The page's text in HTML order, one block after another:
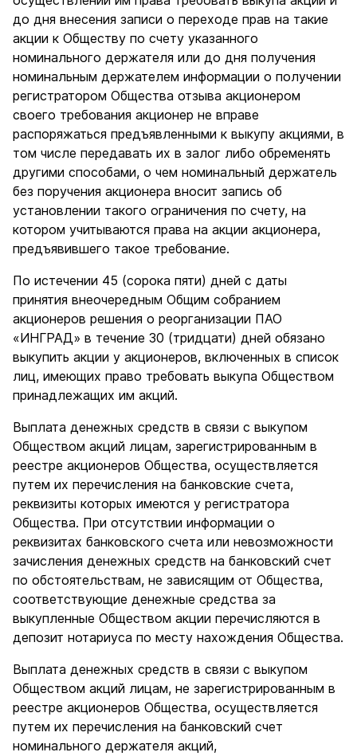
до дня внесения записи о переходе прав на такие
акции к Обществу по счету указанного
номинального держателя или до дня получения
номинальным держателем информации о получении
регистратором Общества отзыва акционером
своего требования акционер не вправе
распоряжаться предъявленными к выкупу акциями, в
том числе передавать их в залог либо обременять
другими способами, о чем номинальный держатель
без поручения акционера вносит запись об
установлении такого ограничения по счету, на
котором учитываются права на акции акционера,
предъявившего такое требование.
По истечении 45 (сорока пяти) дней с даты
принятия внеочередным Общим собранием
акционеров решения о реорганизации ПАО
«ИНГРАД» в течение 30 (тридцати) дней обязано
выкупить акции у акционеров, включенных в список
лиц, имеющих право требовать выкупа Обществом
принадлежащих им акций.
Выплата денежных средств в связи с выкупом
Обществом акций лицам, зарегистрированным в
реестре акционеров Общества, осуществляется
путем их перечисления на банковские счета,
реквизиты которых имеются у регистратора
Общества. При отсутствии информации о
реквизитах банковского счета или невозможности
зачисления денежных средств на банковский счет
по обстоятельствам, не зависящим от Общества,
соответствующие денежные средства за
выкупленные Обществом акции перечисляются в
депозит нотариуса по месту нахождения Общества.
Выплата денежных средств в связи с выкупом
Обществом акций лицам, не зарегистрированным в
реестре акционеров Общества, осуществляется
путем их перечисления на банковский счет
номинального держателя акций,